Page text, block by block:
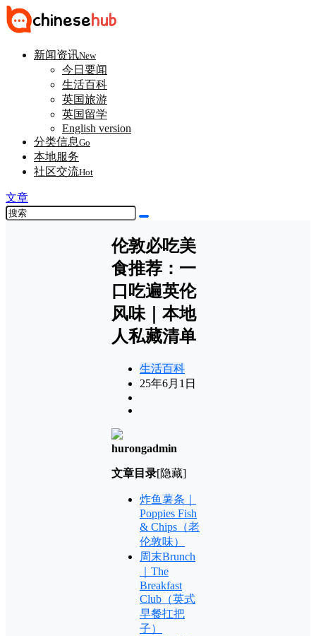
新闻资讯New
今日要闻
生活百科
英国旅游
英国留学
English version
分类信息Go
本地服务
社区交流Hot
文章
伦敦必吃美
食推荐：一
口吃遍英伦
风味｜本地
人私藏清单
生活百科
25年6月1日
hurongadmin
文章目录[隐藏]
炸鱼薯条｜
Poppies Fish
& Chips（老
伦敦味）
周末Brunch
｜The
Breakfast
Club（英式
早餐扛把
子）